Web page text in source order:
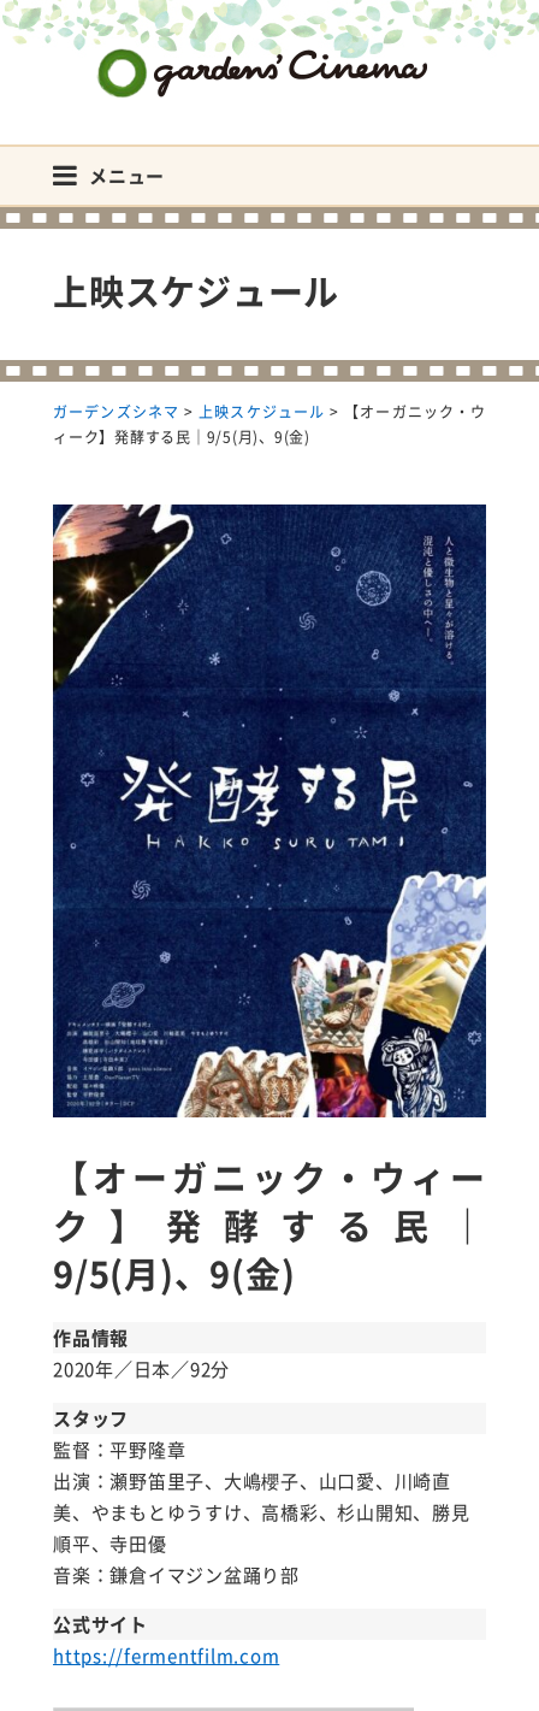
メニュー
上映スケジュール
ガーデンズシネマ >上映スケジュール >
【オーガニック・ウ
ィーク】発酵する民｜9/5(月)、9(金)
【オーガニック・ウィー
ク】発酵する民｜
9/5(月)、9(金)
作品情報
2020年／日本／92分
スタッフ
監督：平野隆章
出演：瀬野笛里子、大嶋櫻子、山口愛、川崎直
美、やまもとゆうすけ、高橋彩、杉山開知、勝見
順平、寺田優
音楽：鎌倉イマジン盆踊り部
公式サイト
https://fermentfilm.com